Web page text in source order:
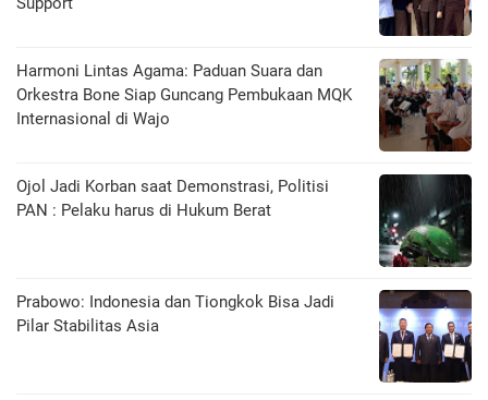
Harmoni Lintas Agama: Paduan Suara dan
Orkestra Bone Siap Guncang Pembukaan MQK
Internasional di Wajo
Ojol Jadi Korban saat Demonstrasi, Politisi
PAN : Pelaku harus di Hukum Berat
Prabowo: Indonesia dan Tiongkok Bisa Jadi
Pilar Stabilitas Asia